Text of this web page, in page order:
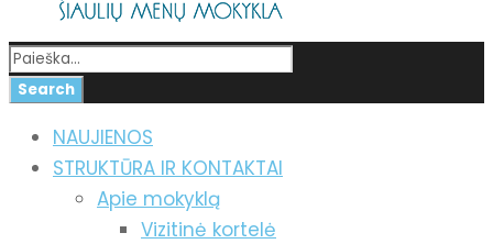
NAUJIENOS
STRUKTŪRA IR KONTAKTAI
Apie mokyklą
Vizitinė kortelė